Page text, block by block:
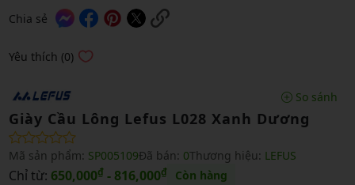
Chia sẻ
Yêu thích (0)
So sánh
Giày Cầu Lông Lefus L028 Xanh Dương
Mã sản phẩm: SP005109Đã bán: 0Thương hiệu: LEFUS
Chỉ từ: 650,000₫ - 816,000₫ Còn hàng